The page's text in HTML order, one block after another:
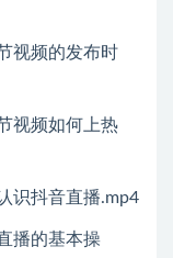
视频的发布时
视频如何上热
识抖音直播.mp4
播的基本操